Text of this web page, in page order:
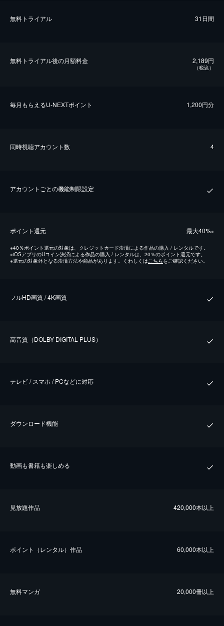
無料トライアル 31日間
無料トライアル後の⽉額料金 2,189円
（税込）
毎⽉もらえるU-NEXTポイント 1,200円分
同時視聴アカウント数 4
アカウントごとの機能制限設定
ポイント還元 最⼤40%※
※40％ポイント還元の対象は、クレジットカード決済による作品の購入 / レンタルです。
※iOSアプリのUコイン決済による作品の購入 / レンタルは、20％のポイント還元です。
※還元の対象外となる決済方法や商品があります。くわしくは こちらをご確認ください。
フルHD画質 / 4K画質
⾼⾳質（DOLBY DIGITAL PLUS）
テレビ / スマホ / PCなどに対応
ダウンロード機能
動画も書籍も楽しめる
⾒放題作品 420,000本以上
ポイント（レンタル）作品 60,000本以上
無料マンガ 20,000冊以上